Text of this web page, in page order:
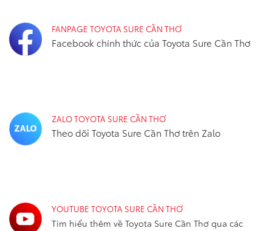
FANPAGE TOYOTA SURE CẦN THƠ
Facebook chính thức của Toyota Sure Cần Thơ
ZALO TOYOTA SURE CẦN THƠ
Theo dõi Toyota Sure Cần Thơ trên Zalo
YOUTUBE TOYOTA SURE CẦN THƠ
Tìm hiểu thêm về Toyota Sure Cần Thơ qua các